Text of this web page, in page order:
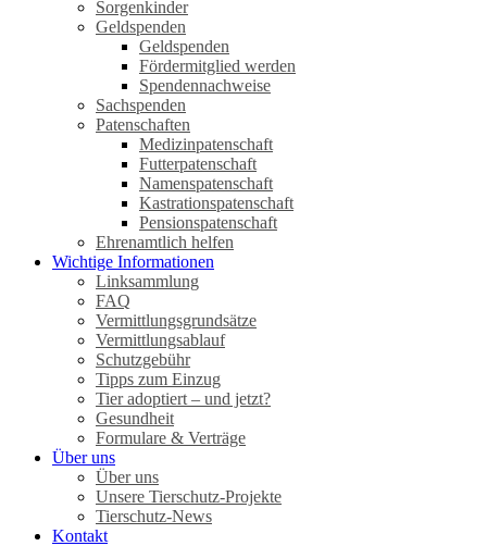
Sorgenkinder
Geldspenden
Geldspenden
Fördermitglied werden
Spendennachweise
Sachspenden
Patenschaften
Medizinpatenschaft
Futterpatenschaft
Namenspatenschaft
Kastrationspatenschaft
Pensionspatenschaft
Ehrenamtlich helfen
Wichtige Informationen
Linksammlung
FAQ
Vermittlungsgrundsätze
Vermittlungsablauf
Schutzgebühr
Tipps zum Einzug
Tier adoptiert – und jetzt?
Gesundheit
Formulare & Verträge
Über uns
Über uns
Unsere Tierschutz-Projekte
Tierschutz-News
Kontakt